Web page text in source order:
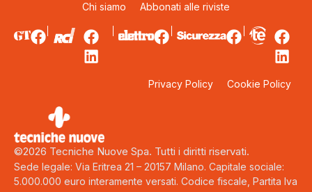
Chi siamo Abbonati alle riviste
Privacy Policy Cookie Policy
©2026 Tecniche Nuove Spa. Tutti i diritti riservati.
Sede legale: Via Eritrea 21 – 20157 Milano. Capitale sociale:
5.000.000 euro interamente versati. Codice fiscale, Partita Iva